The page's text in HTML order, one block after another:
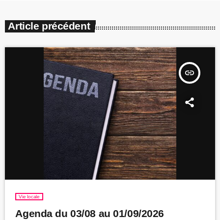
Article précédent
insert_link
Vie locale
Agenda du 03/08 au 01/09/2026